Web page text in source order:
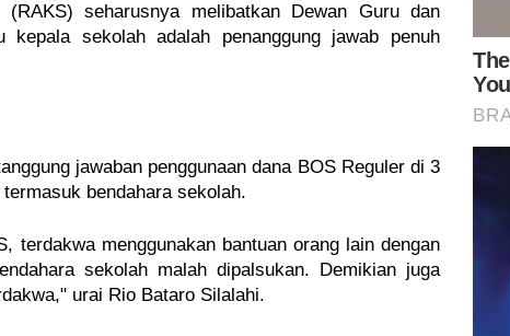
(RAKS) seharusnya melibatkan Dewan Guru dan
sekolah adalah penanggung jawab penuh
jawaban penggunaan dana BOS Reguler di 3
bendahara sekolah.
terdakwa menggunakan bantuan orang lain dengan
sekolah malah dipalsukan. Demikian juga
urai Rio Bataro Silalahi.